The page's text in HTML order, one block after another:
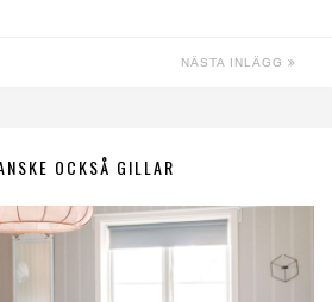
NÄSTA INLÄGG
OCKSÅ GILLAR